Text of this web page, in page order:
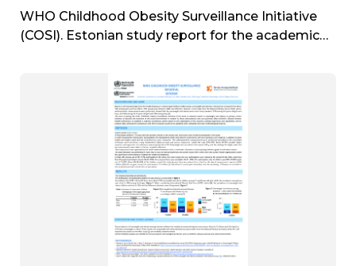
WHO Childhood Obesity Surveillance Initiative
(COSI). Estonian study report for the academic